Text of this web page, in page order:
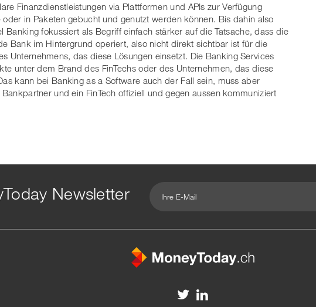
Finanzdienstleistungen via Plattformen und APIs zur Verfügung
in Paketen gebucht und genutzt werden können. Bis dahin also
Banking fokussiert als Begriff einfach stärker auf die Tatsache, dass die
Bank im Hintergrund operiert, also nicht direkt sichtbar ist für die
Unternehmens, das diese Lösungen einsetzt. Die Banking Services
unter dem Brand des FinTechs oder des Unternehmen, das diese
kann bei Banking as a Software auch der Fall sein, muss aber
und ein FinTech offiziell und gegen aussen kommuniziert
Newsletter